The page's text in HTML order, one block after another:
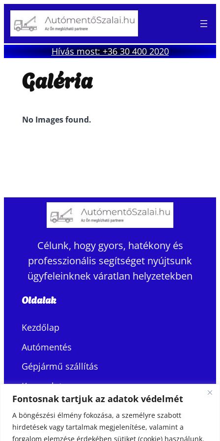
Fontosnak tartjuk az adatok védelmét
A böngészési élmény fokozása, a személyre szabott
hirdetések vagy tartalmak megjelenítése, valamint a
forgalom elemzése érdekében sütiket (cookie) használunk.
Hívás most: +36 30 400 2020
Galéria
No Images found.
Célunk, hogy gyors, hatékony és
professzionális segítséget nyújtsunk
ügyfeleinknek váratlan helyzetekben
Oldalak
Kezdőlap
Autómentés
Gépjármű szállítás
Kapcsolat
Kapcsolat
+36 30 400 2020